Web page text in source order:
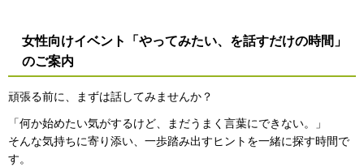
女性向けイベント「やってみたい、を話すだけの時間」
のご案内
頑張る前に、まずは話してみませんか？
「何か始めたい気がするけど、まだうまく言葉にできない。」
そんな気持ちに寄り添い、一歩踏み出すヒントを一緒に探す時間で
す。